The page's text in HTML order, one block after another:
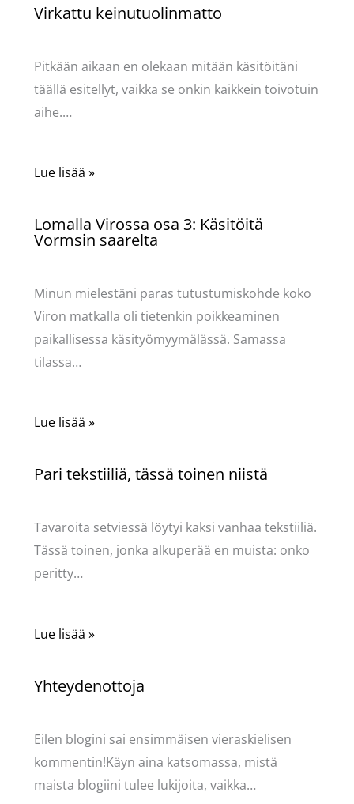
Virkattu keinutuolinmatto
Pitkään aikaan en olekaan mitään käsitöitäni
täällä esitellyt, vaikka se onkin kaikkein toivotuin
aihe.…
Lue lisää »
Lomalla Virossa osa 3: Käsitöitä
Vormsin saarelta
Minun mielestäni paras tutustumiskohde koko
Viron matkalla oli tietenkin poikkeaminen
paikallisessa käsityömyymälässä. Samassa
tilassa…
Lue lisää »
Pari tekstiiliä, tässä toinen niistä
Tavaroita setviessä löytyi kaksi vanhaa tekstiiliä.
Tässä toinen, jonka alkuperää en muista: onko
peritty…
Lue lisää »
Yhteydenottoja
Eilen blogini sai ensimmäisen vieraskielisen
kommentin!Käyn aina katsomassa, mistä
maista blogiini tulee lukijoita, vaikka…